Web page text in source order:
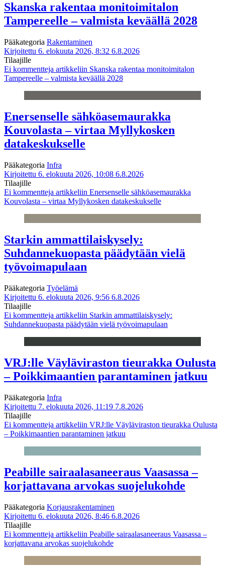
Skanska rakentaa monitoimitalon
Tampereelle – valmista keväällä 2028
Pääkategoria Rakentaminen
Kirjoitettu 6. elokuuta 2026, 8:32 6.8.2026
Tilaajille
Ei kommentteja artikkeliin Skanska rakentaa monitoimitalon
Tampereelle – valmista keväällä 2028
Enersenselle sähköasemaurakka
Kouvolasta – virtaa Myllykosken
datakeskukselle
Pääkategoria Infra
Kirjoitettu 6. elokuuta 2026, 10:08 6.8.2026
Tilaajille
Ei kommentteja artikkeliin Enersenselle sähköasemaurakka
Kouvolasta – virtaa Myllykosken datakeskukselle
Starkin ammattilaiskysely:
Suhdannekuopasta päädytään vielä
työvoimapulaan
Pääkategoria Työelämä
Kirjoitettu 6. elokuuta 2026, 9:56 6.8.2026
Tilaajille
Ei kommentteja artikkeliin Starkin ammattilaiskysely:
Suhdannekuopasta päädytään vielä työvoimapulaan
VRJ:lle Väyläviraston tieurakka Oulusta
– Poikkimaantien parantaminen jatkuu
Pääkategoria Infra
Kirjoitettu 7. elokuuta 2026, 11:19 7.8.2026
Tilaajille
Ei kommentteja artikkeliin VRJ:lle Väyläviraston tieurakka Oulusta
– Poikkimaantien parantaminen jatkuu
Peabille sairaalasaneeraus Vaasassa –
korjattavana arvokas suojelukohde
Pääkategoria Korjausrakentaminen
Kirjoitettu 6. elokuuta 2026, 8:46 6.8.2026
Tilaajille
Ei kommentteja artikkeliin Peabille sairaalasaneeraus Vaasassa –
korjattavana arvokas suojelukohde